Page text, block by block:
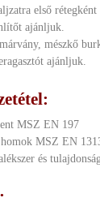
első
ajánljuk.
mészkő
ajánljuk.
MSZ EN 197
MSZ EN
és